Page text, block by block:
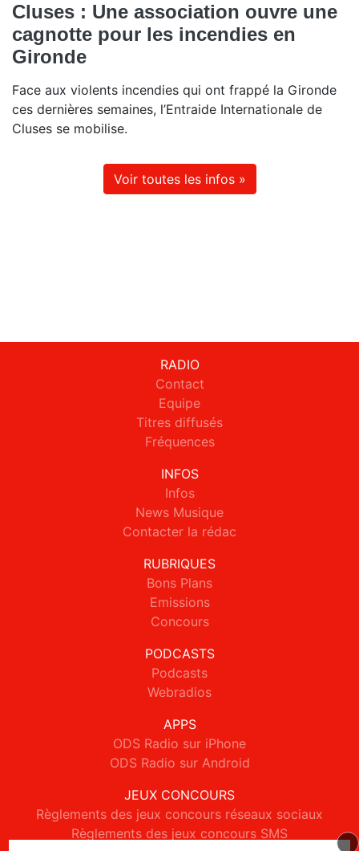
Cluses : Une association ouvre une
cagnotte pour les incendies en
Gironde
Face aux violents incendies qui ont frappé la Gironde
ces dernières semaines, l’Entraide Internationale de
Cluses se mobilise.
Voir toutes les infos »
RADIO
Contact
Equipe
Titres diffusés
Fréquences
INFOS
Infos
News Musique
Contacter la rédac
RUBRIQUES
Bons Plans
Emissions
Concours
PODCASTS
Podcasts
Webradios
APPS
ODS Radio sur iPhone
ODS Radio sur Android
JEUX CONCOURS
Règlements des jeux concours réseaux sociaux
Règlements des jeux concours SMS